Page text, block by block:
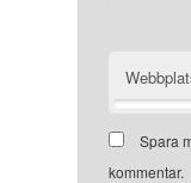
Spara
kommentar.